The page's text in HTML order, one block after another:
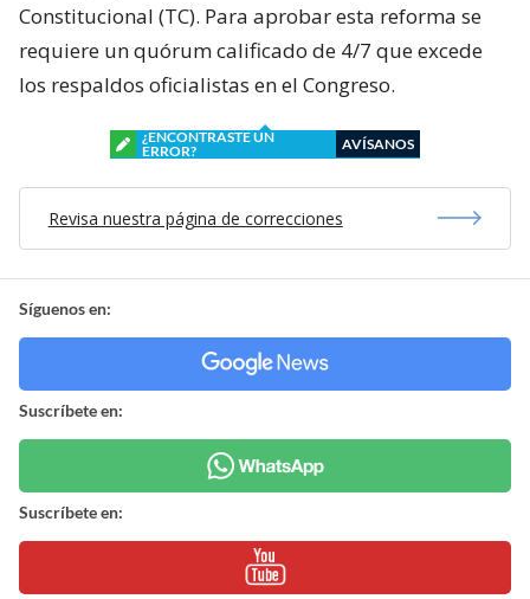
Constitucional (TC). Para aprobar esta reforma se
requiere un quórum calificado de 4/7 que excede
los respaldos oficialistas en el Congreso.
¿ENCONTRASTE UN
ERROR?
AVÍSANOS
Revisa nuestra página de correcciones
Síguenos en:
Suscríbete en:
Suscríbete en: